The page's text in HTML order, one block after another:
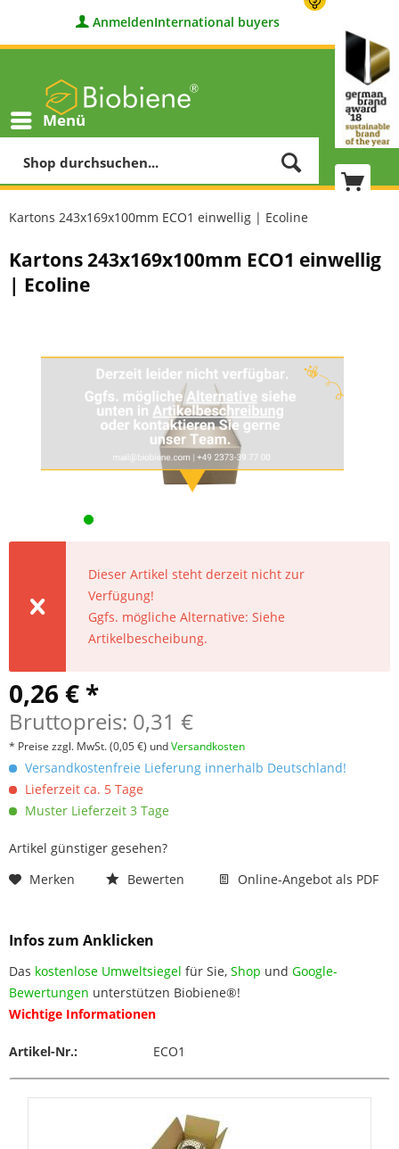
AnmeldenInternational buyers
Menü
Kartons 243x169x100mm ECO1 einwellig | Ecoline
Kartons 243x169x100mm ECO1 einwellig
| Ecoline
Dieser Artikel steht derzeit nicht zur
Verfügung!
Ggfs. mögliche Alternative: Siehe
Artikelbescheibung.
0,26 € *
Bruttopreis: 0,31 €
* Preise zzgl. MwSt.(0,05 €) undVersandkosten
Versandkostenfreie Lieferung innerhalb Deutschland!
Lieferzeit ca. 5 Tage
Muster Lieferzeit 3 Tage
Artikel günstiger gesehen?
Merken
Bewerten Online-Angebot als PDF
Infos zum Anklicken
Das kostenlose Umweltsiegel für Sie, Shop und Google-
Bewertungen unterstützen Biobiene®!
Wichtige Informationen
Artikel-Nr.: ECO1